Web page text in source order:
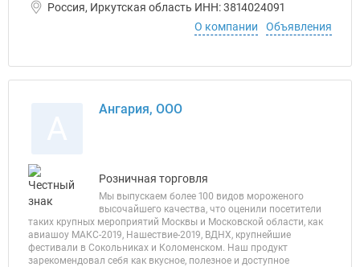
Россия, Иркутская область ИНН: 3814024091
О компании
Объявления
Ангария, ООО
Розничная торговля
Мы выпускаем более 100 видов мороженого
высочайшего качества, что оценили посетители
таких крупных мероприятий Москвы и Московской области, как
авиашоу МАКС-2019, Нашествие-2019, ВДНХ, крупнейшие
фестивали в Сокольниках и Коломенском. Наш продукт
зарекомендовал себя как вкусное, полезное и доступное